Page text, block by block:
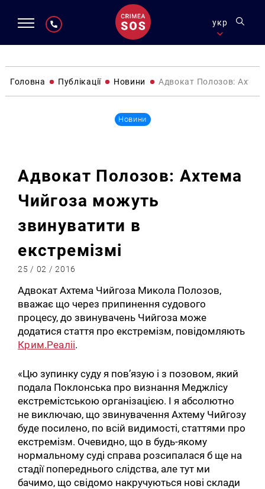
укр
Головна Публікації Новини Адвокат Полозов:
Новини
Адвокат Полозов: Ахтема
Чийгоза можуть
звинуватити в
екстремізмі
25 / 02 / 2016
Адвокат Ахтема Чийгоза Микола Полозов,
вважає що через припинення судового
процесу, до звинувачень Чийгоза може
додатися стаття про екстремізм, повідомляють
Крим.Реаліі.
«Цю зупинку суду я пов’язую і з позовом, який
подала Поклонська про визнання Меджлісу
екстремістською організацією. І я абсолютно
не виключаю, що звинувачення Ахтему Чийгозу
буде посилено, по всій видимості, статтями про
екстремізм. Очевидно, що в будь-якому
нормальному суді справа розсипалася б ще на
стадії попереднього слідства, але тут ми
бачимо, що свідомо накручуються нові склади